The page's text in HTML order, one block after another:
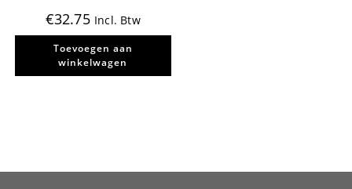
€32.75 Incl. Btw
Toevoegen aan
winkelwagen